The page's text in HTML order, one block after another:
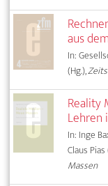
aus
In:
(Hg.),
Reality
Lehren
In: Inge
Claus Pias
Massen